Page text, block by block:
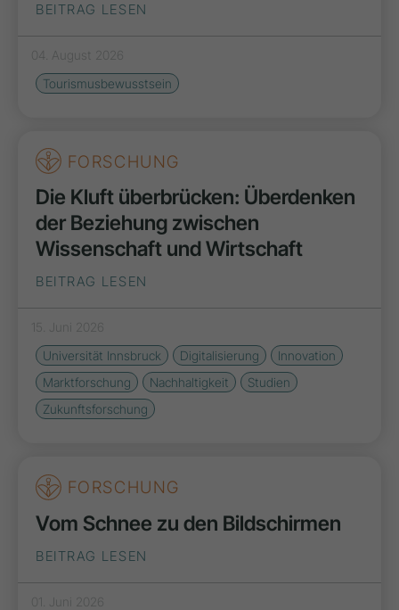
BEITRAG LESEN
04. August 2026
Tourismusbewusstsein
FORSCHUNG
Die Kluft überbrücken: Überdenken
der Beziehung zwischen
Wissenschaft und Wirtschaft
BEITRAG LESEN
15. Juni 2026
Universität Innsbruck
Digitalisierung
Innovation
Marktforschung
Nachhaltigkeit
Studien
Zukunftsforschung
FORSCHUNG
Vom Schnee zu den Bildschirmen
BEITRAG LESEN
01. Juni 2026